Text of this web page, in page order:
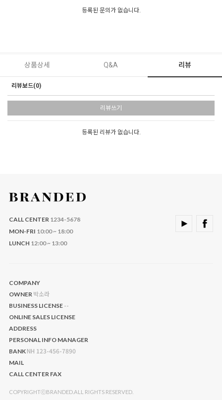
등록된 문의가 없습니다.
상품상세 Q&A 리뷰
리뷰보드(0)
리뷰쓰기
등록된 리뷰가 없습니다.
CALL CENTER1234-5678
MON-FRI 10:00 ~ 18:00
LUNCH 12:00 ~ 13:00
COMPANY
OWNER 박소라
BUSINESS LICENSE --
ONLINE SALES LICENSE
ADDRESS
PERSONAL INFO MANAGER
BANK NH 123-456-7890
MAIL
CALL CENTER FAX
COPYRIGHTⓒBRANDED.ALL RIGHTS RESERVED.